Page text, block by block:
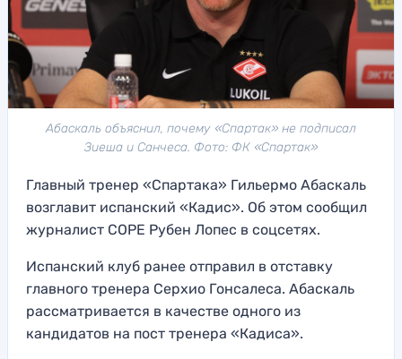
Абаскаль объяснил, почему «Спартак» не подписал
Зиеша и Санчеса. Фото: ФК «Спартак»
Главный тренер «Спартака» Гильермо Абаскаль
возглавит испанский «Кадис». Об этом сообщил
журналист COPE Рубен Лопес в соцсетях.
Испанский клуб ранее отправил в отставку
главного тренера Серхио Гонсалеса. Абаскаль
рассматривается в качестве одного из
кандидатов на пост тренера «Кадиса».